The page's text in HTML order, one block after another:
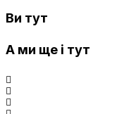
Ви тут
А ми ще і тут